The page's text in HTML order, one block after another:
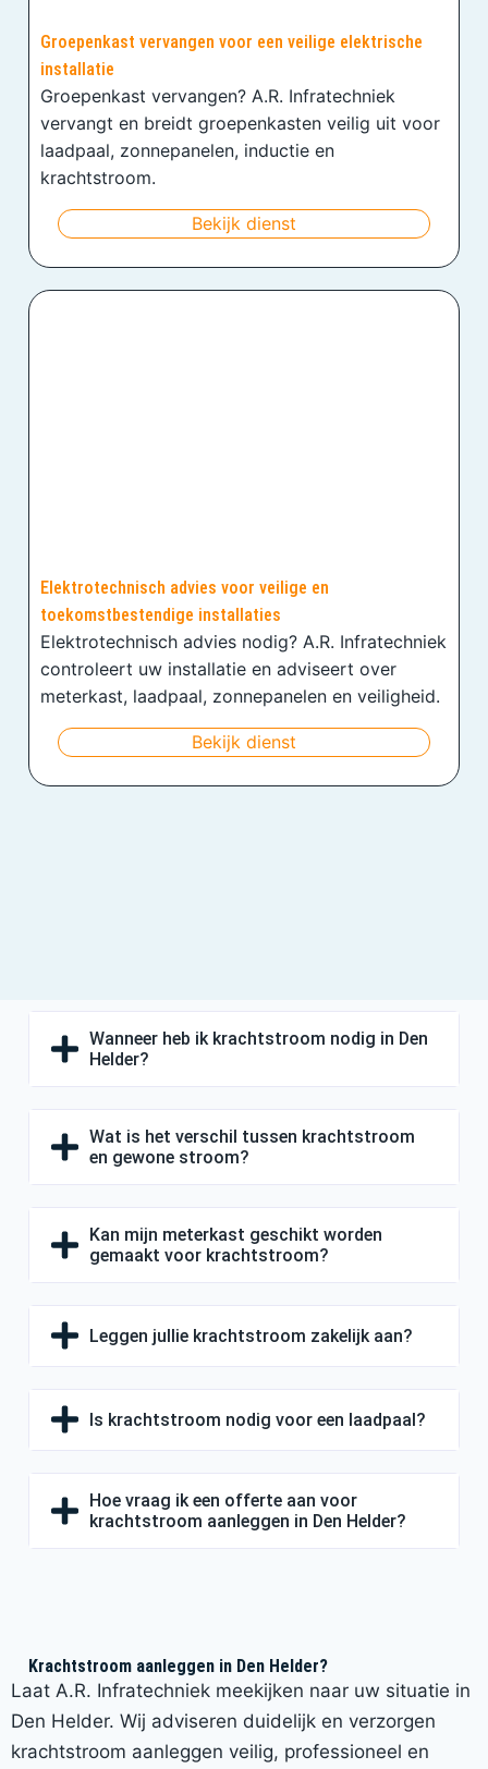
Groepenkast vervangen voor een veilige elektrische
installatie
Groepenkast vervangen? A.R. Infratechniek
vervangt en breidt groepenkasten veilig uit voor
laadpaal, zonnepanelen, inductie en
krachtstroom.
Bekijk dienst
Elektrotechnisch advies voor veilige en
toekomstbestendige installaties
Elektrotechnisch advies nodig? A.R. Infratechniek
controleert uw installatie en adviseert over
meterkast, laadpaal, zonnepanelen en veiligheid.
Bekijk dienst
Wanneer heb ik krachtstroom nodig in Den
Helder?
Wat is het verschil tussen krachtstroom
en gewone stroom?
Kan mijn meterkast geschikt worden
gemaakt voor krachtstroom?
Leggen jullie krachtstroom zakelijk aan?
Is krachtstroom nodig voor een laadpaal?
Hoe vraag ik een offerte aan voor
krachtstroom aanleggen in Den Helder?
Krachtstroom aanleggen in Den Helder?
Laat A.R. Infratechniek meekijken naar uw situatie in
Den Helder. Wij adviseren duidelijk en verzorgen
krachtstroom aanleggen veilig, professioneel en